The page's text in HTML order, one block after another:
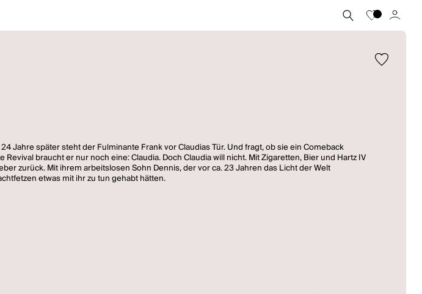
Jahre später steht der Fulminante Frank vor Claudias Tür. Und fragt, ob sie ein Comeback
braucht er nur noch eine: Claudia. Doch Claudia will nicht. Mit Zigaretten, Bier und Hartz IV
zurück. Mit ihrem arbeitslosen Sohn Dennis, der vor ca. 23 Jahren das Licht der Welt
etwas mit ihr zu tun gehabt hätten.